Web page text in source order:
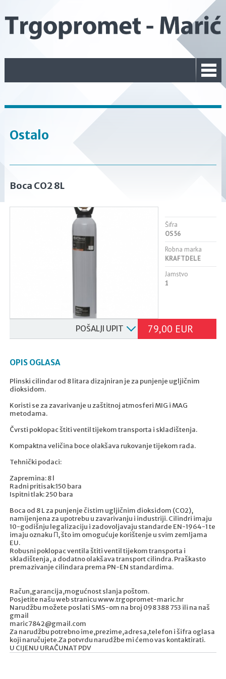
Ostalo
Boca CO2 8L
Šifra
OS56
Robna marka
KRAFTDELE
Jamstvo
1
POŠALJI UPIT 79,00 EUR
OPIS OGLASA
Plinski cilindar od 8 litara dizajniran je za punjenje ugljičnim
dioksidom.
Koristi se za zavarivanje u zaštitnoj atmosferi MIG i MAG
metodama.
Čvrsti poklopac štiti ventil tijekom transporta i skladištenja.
Kompaktna veličina boce olakšava rukovanje tijekom rada.
Tehnički podaci:
Zapremina: 8 l
Radni pritisak:150 bara
Ispitni tlak: 250 bara
Boca od 8 L za punjenje čistim ugljičnim dioksidom (CO2),
namijenjena za upotrebu u zavarivanju i industriji. Cilindri imaju
10-godišnju legalizaciju i zadovoljavaju standarde EN-1964-1 te
imaju oznaku Π, što im omogućuje korištenje u svim zemljama
EU.
Robusni poklopac ventila štiti ventil tijekom transporta i
skladištenja, a dodatno olakšava transport cilindra. Praškasto
premazivanje cilindara prema PN-EN standardima.
Račun,garancija,mogućnost slanja poštom.
Posjetite našu web stranicu www.trgopromet-maric.hr
Narudžbu možete poslati SMS-om na broj 098 388 753 ili na naš
gmail
maric7842@gmail.com
Za narudžbu potrebno ime,prezime,adresa,telefon i šifra oglasa
koji naručujete.Za potvrdu narudžbe mi ćemo vas kontaktirati.
U CIJENU URAČUNAT PDV